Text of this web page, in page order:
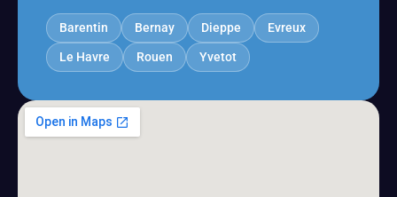
Barentin Bernay Dieppe Evreux
Le Havre Rouen Yvetot